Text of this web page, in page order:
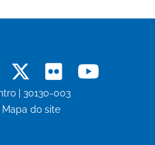
Whatsapp
X Flickr
| 30130-003
Mapa do site